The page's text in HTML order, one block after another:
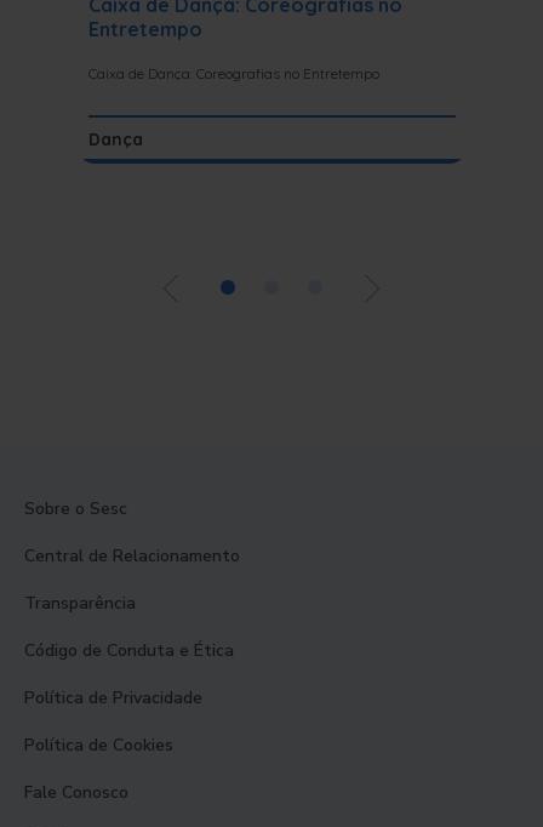
Caixa de Dança: Coreografias no
Entretempo
Caixa de Dança: Coreografias no Entretempo
Dança
•
Sobre o Sesc
Central de Relacionamento
Transparência
Código de Conduta e Ética
Política de Privacidade
Política de Cookies
Fale Conosco